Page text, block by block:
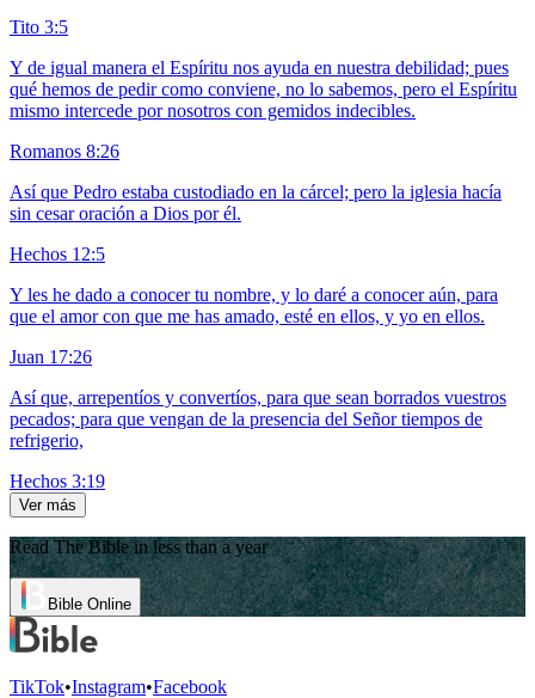
Tito 3:5
Y de igual manera el Espíritu nos ayuda en nuestra debilidad; pues
qué hemos de pedir como conviene, no lo sabemos, pero el Espíritu
mismo intercede por nosotros con gemidos indecibles.
Romanos 8:26
Así que Pedro estaba custodiado en la cárcel; pero la iglesia hacía
sin cesar oración a Dios por él.
Hechos 12:5
Y les he dado a conocer tu nombre, y lo daré a conocer aún, para
que el amor con que me has amado, esté en ellos, y yo en ellos.
Juan 17:26
Así que, arrepentíos y convertíos, para que sean borrados vuestros
pecados; para que vengan de la presencia del Señor tiempos de
refrigerio,
Hechos 3:19
Ver más
Read The Bible in less than a year
Bible Online
TikTok•Instagram•Facebook